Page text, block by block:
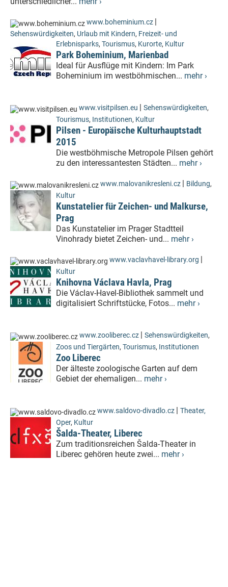
www.boheminium.cz |
Sehenswürdigkeiten, Urlaub mit Kindern, Freizeit- und
Erlebnisparks, Tourismus, Kurorte, Kultur
Park Boheminium, Marienbad
Ideal für Ausflüge mit Kindern: Im Park
Boheminium im westböhmischen... mehr ›
www.visitpilsen.eu | Sehenswürdigkeiten,
Tourismus, Institutionen, Kultur
Pilsen - Europäische Kulturhauptstadt
2015
Die westböhmische Metropole Pilsen gehört
zu den interessantesten Städten... mehr ›
www.malovanikresleni.cz | Bildung,
Kultur
Kunstatelier für Zeichen- und Malkurse,
Prag
Das Kunstatelier im Prager Stadtteil
Vinohrady bietet Zeichen- und... mehr ›
www.vaclavhavel-library.org |
Kultur
Knihovna Václava Havla, Prag
Die Václav-Havel-Bibliothek sammelt und
digitalisiert Schriftstücke, Fotos... mehr ›
www.zooliberec.cz | Sehenswürdigkeiten,
Zoos und Tiergärten, Tourismus, Institutionen
Zoo Liberec
Der älteste zoologische Garten auf dem
Gebiet der ehemaligen... mehr ›
www.saldovo-divadlo.cz | Theater,
Oper, Kultur
Šalda-Theater, Liberec
Zum traditionsreichen Šalda-Theater in
Liberec gehören heute zwei... mehr ›